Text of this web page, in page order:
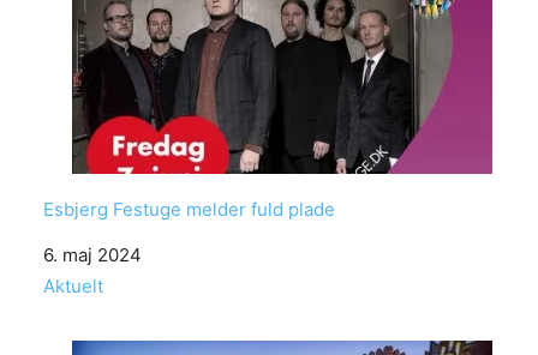
Esbjerg Festuge melder fuld plade
Date
6. maj 2024
In relation to
Aktuelt